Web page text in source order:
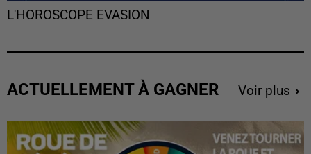
L'HOROSCOPE EVASION
ACTUELLEMENT À GAGNER Voir plus